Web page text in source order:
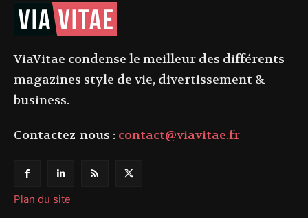
ViaVitae condense le meilleur des différents
magazines style de vie, divertissement &
business.
Contactez-nous : contact@viavitae.fr
Plan du site